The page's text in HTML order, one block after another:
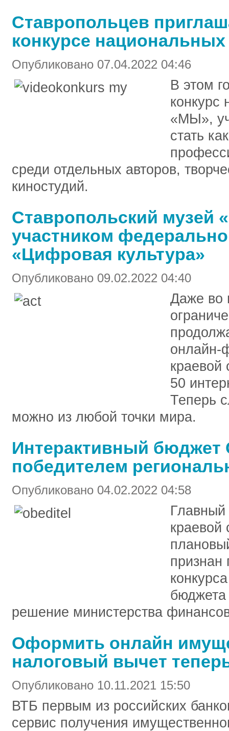
Ставропольцев
конкурсе
Опубликовано 07.04.2022 04:46
В этом
конкурс
«МЫ»,
стать
среди отдельных авторов,
киностудий.
Ставропольский музей
участником
«Цифровая культура»
Опубликовано 09.02.2022 04:40
Даже во
онлайн-
краевой
50
Теперь
можно из любой точки мира.
Интерактивный бюджет
победителем
Опубликовано 04.02.2022 04:58
краевой
признан
бюджета
решение министерства
Оформить онлайн
налоговый вычет
Опубликовано 10.11.2021 15:50
ВТБ первым из российских
сервис получения